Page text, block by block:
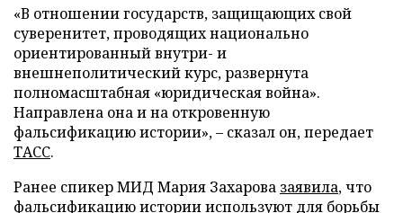
«В отношении государств, защищающих свой
суверенитет, проводящих национально
ориентированный внутри- и
внешнеполитический курс, развернута
полномасштабная «юридическая война».
Направлена она и на откровенную
фальсификацию истории», – сказал он, передает
ТАСС.
Ранее спикер МИД Мария Захарова заявила, что
фальсификацию истории используют для борьбы